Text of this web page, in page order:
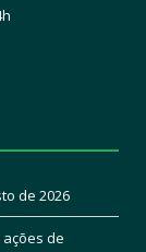
de 2026
de